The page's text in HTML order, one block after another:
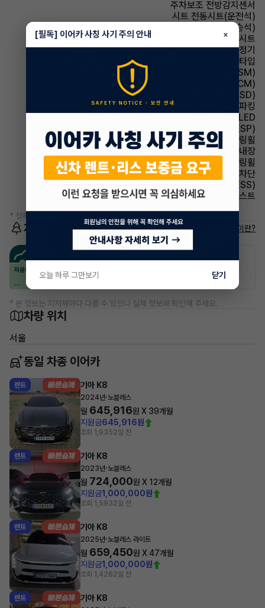
주차보조 전방감지센서
시트 전동시트(운전석)
시트 통풍시트(동승석)
시트 가죽시트
에어컨 공기청정기
헤드램프 프로젝션 타입
주행안전 샤시 통합 제어 시스템(VSM)
룸미러 전자식 룸미러(ECM)
주행안전 후측방경보시스템(BSD)
파킹 전자식 파킹
헤드램프 LED
주행안전 차체자세제어장치(VDC,ESC,ESP)
스티어링휠 가죽스티어링휠
룸미러 하이패스 내장
스티어링휠 속도감응식 스티어링휠
윈드실드(앞유리) 자외선 차단
주행안전 급제동경보시스템(ESS)
헤드램프 하이빔 어시스트
* 정확한 정보는 판매자와 반드시 확인하시기 바랍니다.
저공해차량 정보 저공해차량이란?
공항주차장
50% 할인
공영주차장
* 본 정보는 지자체마다 다를 수 있으니 실제 정보와 확인해 주세요.
차량 위치
서울
동일 차종 이어카
렌트 기아 K8
2024년·노블레스
월 645,916원 X 39개월
지원금645,916원
조회 1,9352일 전
렌트 기아 K8
2023년·노블레스
월 724,000원 X 12개월
지원금1,000,000원
조회 1,5932일 전
렌트 기아 K8
2025년·노블레스 라이트
월 659,450원 X47개월
지원금1,000,000원
조회 1,4262일 전
렌트 기아 K8
[필독] 이어카 사칭 사기 주의 안내 ×
오늘 하루 그만보기 닫기